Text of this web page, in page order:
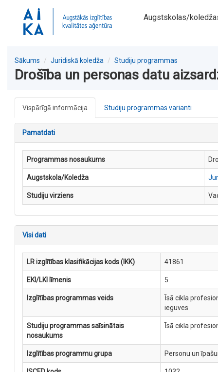
Augstskolas/
Sākums Juridiskā koledža Studiju programmas
Drošība un personas datu
Vispārīgā informācija Studiju programmas varianti
Pamatdati
Programmas nosaukums
Augstskola/Koledža
Studiju virziens
Visi dati
LR izglītības klasifikācijas kods (IKK) 41861
EKI/LKI līmenis 5
Izglītības programmas veids
Īsā cikla
ieguves
Studiju programmas saīsinātais
nosaukums
Īsā cikla
Izglītības programmu grupa Personu un